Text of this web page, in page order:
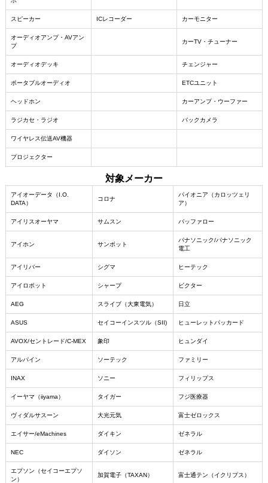
お買い物を続ける カートへ進む
スピーカー ICレコーダー カーモニター
オーディオアンプ・AVアン
プ
カーTV・チューナー
オーディオデッキ チェンジャー
ポータブルオーディオ ETCユニット
ヘッドホン カーアンプ・ウーファー
ラジカセ・ラジオ バックカメラ
ワイヤレス伝送AV機器
プロジェクター
対象メーカー
アイオーデータ（I.O.
DATA）
コロナ
パイオニア（カロッツェリ
ア）
アイリスオーヤマ サムスン バッファロー
アイホン サンボット
パナソニック/パナソニック
電工
アイリバー シグマ ヒーテック
アイロボット シャープ ビクター
AEG スライブ（大東電気） 日立
ASUS セイコーインスツル（SII) ヒューレットパッカード
AVOX/セントレード/C-MEX 象印 ヒュンダイ
アルパイン ソーテック ファミリー
INAX ソニー フィリップス
イーヤマ（iiyama） タイガー フジ医療器
ヴィダルサスーン 大光元気 富士ゼロックス
エイサー/eMachines ダイキン ゼネラル
NEC ダイソン ゼネラル
エプソン（セイコーエプソ
ン）
加賀電子（TAXAN） 富士通テン（イクリプス）